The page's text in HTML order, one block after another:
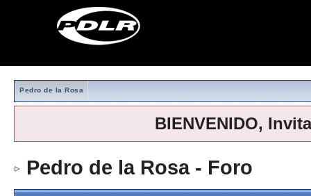
Pedro de la Rosa
BIENVENIDO,
Pedro de la Rosa - Foro